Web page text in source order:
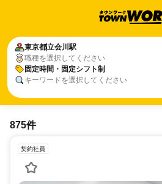
東京都立会川駅
職種を選択してください
固定時間・固定シフト制
キーワードを選択してください
875件
契約社員